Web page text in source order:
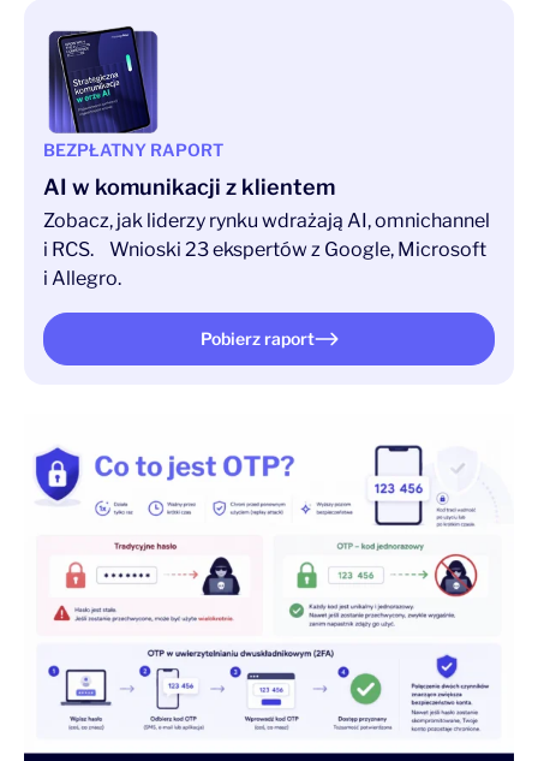
BEZPŁATNY RAPORT
AI w komunikacji z klientem
Zobacz, jak liderzy rynku wdrażają AI, omnichannel
i RCS. Wnioski 23 ekspertów z Google, Microsoft
i Allegro.
Pobierz raport